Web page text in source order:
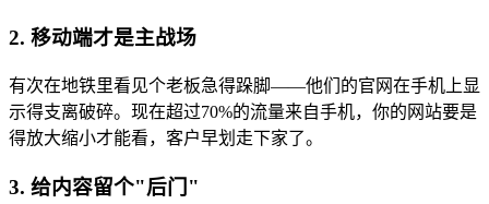
2. 移动端才是主战场
有次在地铁里看见个老板急得跺脚——他们的官网在手机上显
示得支离破碎。现在超过70%的流量来自手机，你的网站要是
得放大缩小才能看，客户早划走下家了。
3. 给内容留个"后门"